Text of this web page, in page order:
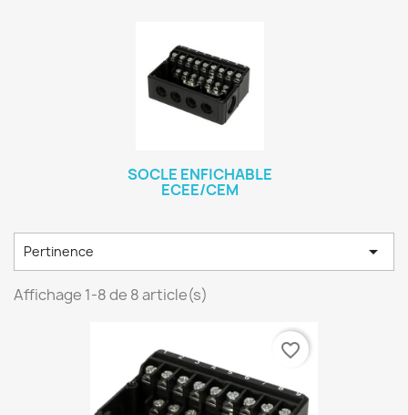
SOCLE ENFICHABLE
ECEE/CEM
Pertinence 
Affichage 1-8 de 8 article(s)
favorite_border